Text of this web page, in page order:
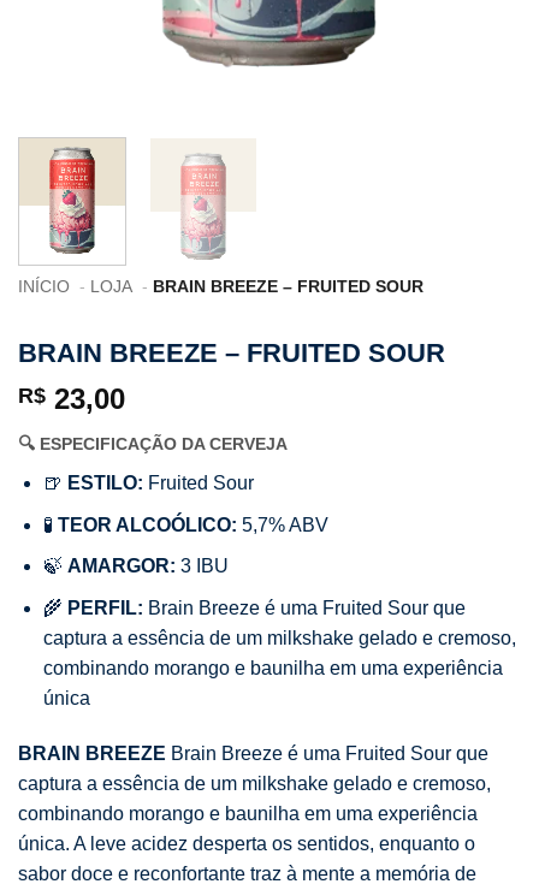
INÍCIO LOJA BRAIN BREEZE – FRUITED SOUR
BRAIN BREEZE – FRUITED SOUR
R$ 23,00
🔍 ESPECIFICAÇÃO DA CERVEJA
🍺 ESTILO: Fruited Sour
🧪 TEOR ALCOÓLICO: 5,7% ABV
🍃 AMARGOR: 3 IBU
🌾 PERFIL: Brain Breeze é uma Fruited Sour que
captura a essência de um milkshake gelado e cremoso,
combinando morango e baunilha em uma experiência
única
BRAIN BREEZE Brain Breeze é uma Fruited Sour que
captura a essência de um milkshake gelado e cremoso,
combinando morango e baunilha em uma experiência
única. A leve acidez desperta os sentidos, enquanto o
sabor doce e reconfortante traz à mente a memória de